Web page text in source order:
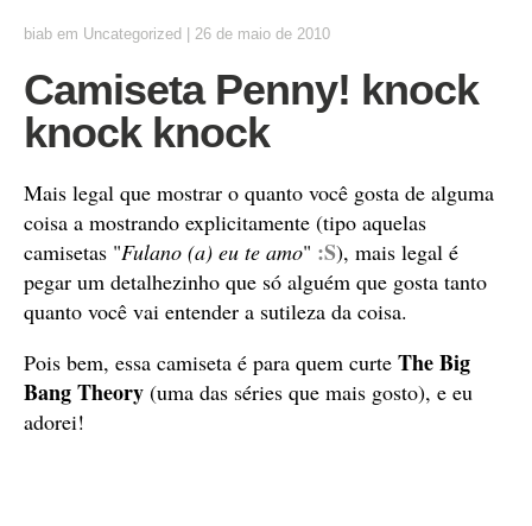
biab em Uncategorized 26 de maio de 2010
Camiseta Penny! knock
knock knock
Mais legal que mostrar o quanto você gosta de alguma
coisa a mostrando explicitamente (tipo aquelas
camisetas "Fulano (a) eu te amo" :S), mais legal é
pegar um detalhezinho que só alguém que gosta tanto
quanto você vai entender a sutileza da coisa.
Pois bem, essa camiseta é para quem curte The Big
Bang Theory (uma das séries que mais gosto), e eu
adorei!